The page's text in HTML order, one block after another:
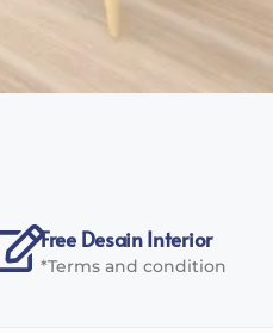
Free Desain Interior
*Terms and condition